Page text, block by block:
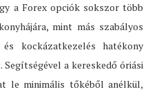
a Forex opciók sokszor több
mint más szabályos
kockázatkezelés hatékony
a kereskedő óriási
le minimális tőkéből anélkül,